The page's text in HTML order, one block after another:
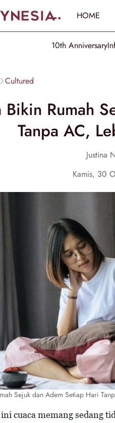
HOME
10th Anniversary
Cultured
Bikin Rumah
Tanpa AC,
Justina
Kamis, 30
Sejuk dan Adem Setiap Hari
cuaca memang sedang